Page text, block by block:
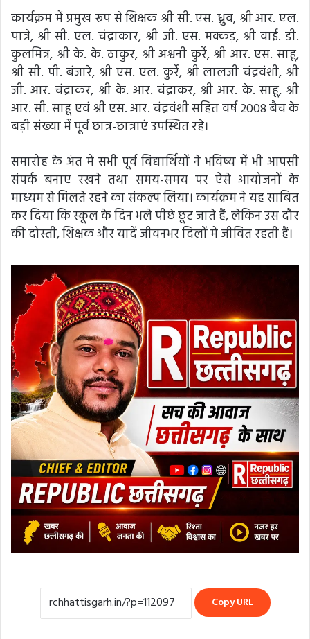
कार्यक्रम में प्रमुख रूप से शिक्षक श्री सी. एस. ध्रुव, श्री आर. एल.
पात्रे, श्री सी. एल. चंद्राकार, श्री जी. एस. मक्कड़, श्री वाई. डी.
कुलमित्र, श्री के. के. ठाकुर, श्री अश्वनी कुर्रे, श्री आर. एस. साहू,
श्री सी. पी. बंजारे, श्री एस. एल. कुर्रे, श्री लालजी चंद्रवंशी, श्री
जी. आर. चंद्राकर, श्री के. आर. चंद्राकर, श्री आर. के. साहू, श्री
आर. सी. साहू एवं श्री एस. आर. चंद्रवंशी सहित वर्ष 2008 बैच के
बड़ी संख्या में पूर्व छात्र-छात्राएं उपस्थित रहे।
समारोह के अंत में सभी पूर्व विद्यार्थियों ने भविष्य में भी आपसी
संपर्क बनाए रखने तथा समय-समय पर ऐसे आयोजनों के
माध्यम से मिलते रहने का संकल्प लिया। कार्यक्रम ने यह साबित
कर दिया कि स्कूल के दिन भले पीछे छूट जाते हैं, लेकिन उस दौर
की दोस्ती, शिक्षक और यादें जीवनभर दिलों में जीवित रहती हैं।
Copy URL